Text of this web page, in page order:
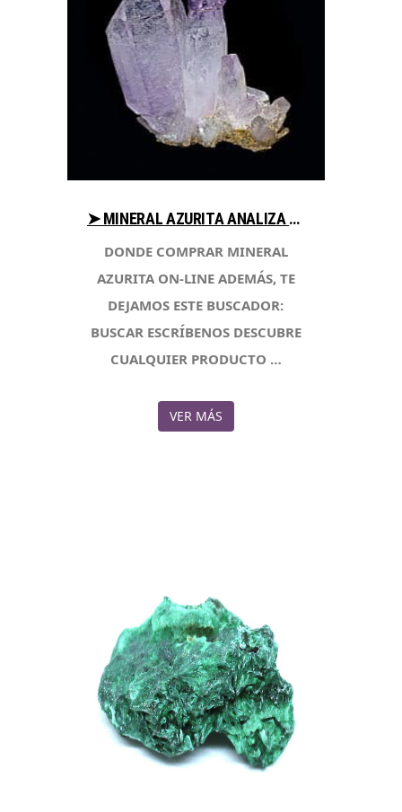
➤ MINERAL AZURITA ANALIZA PRECIO AL COMPRAR EN LIBRERIAESOTERICA.NET
DONDE COMPRAR MINERAL
AZURITA ON-LINE ADEMÁS, TE
DEJAMOS ESTE BUSCADOR:
BUSCAR ESCRÍBENOS DESCUBRE
CUALQUIER PRODUCTO …
VER MÁS